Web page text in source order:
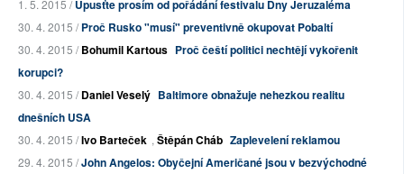
1. 5. 2015 /Upusťte prosím od pořádání festivalu Dny Jeruzaléma
30. 4. 2015 /Proč Rusko "musí" preventivně okupovat Pobaltí
30. 4. 2015 /Bohumil Kartous Proč čeští politici nechtějí vykořenit
korupci?
30. 4. 2015 /Daniel Veselý Baltimore obnažuje nehezkou realitu
dnešních USA
30. 4. 2015 /Ivo Barteček , Štěpán Cháb Zaplevelení reklamou
29. 4. 2015 /John Angelos: Obyčejní Američané jsou v bezvýchodné